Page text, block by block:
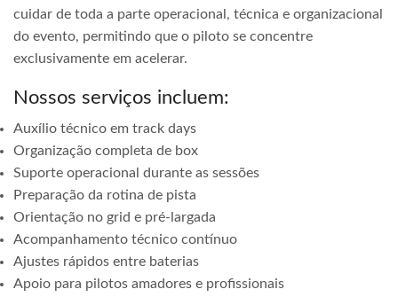
cuidar de toda a parte operacional, técnica e organizacional
do evento, permitindo que o piloto se concentre
exclusivamente em acelerar.
Nossos serviços incluem:
Auxílio técnico em track days
Organização completa de box
Suporte operacional durante as sessões
Preparação da rotina de pista
Orientação no grid e pré-largada
Acompanhamento técnico contínuo
Ajustes rápidos entre baterias
Apoio para pilotos amadores e profissionais